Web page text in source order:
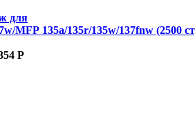
для
MFP 135a/135r/135w/137fnw (2500
Р